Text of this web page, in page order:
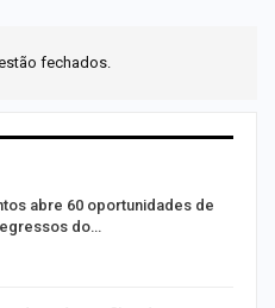
fechados.
abre 60 oportunidades de
do…